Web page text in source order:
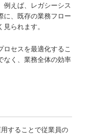
例えば、レガシーシス
に、既存の業務フロー
られます。
ロセスを最適化するこ
なく、業務全体の効率
することで従業員の